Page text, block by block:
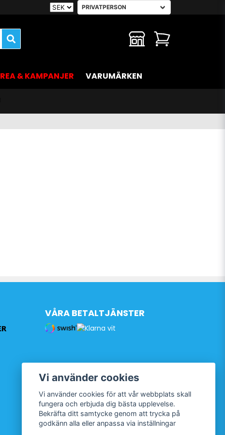
REA & KAMPANJER VARUMÄRKEN
VÅRA BETALTJÄNSTER
Vi använder cookies
Vi använder cookies för att vår webbplats skall
fungera och erbjuda dig bästa upplevelse.
Bekräfta ditt samtycke genom att trycka på
godkänn alla eller anpassa via inställningar